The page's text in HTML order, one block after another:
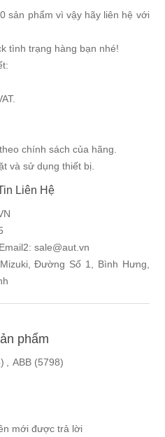
sản phẩm vì vậy hãy liên hệ với
tình trạng hàng bạn nhé!
chính sách của hãng.
và sử dụng thiết bị.
Liên Hệ
sale@aut.vn
Đường Số 1, Bình Hưng,
phẩm
, ABB (5798)
mới được trả lời